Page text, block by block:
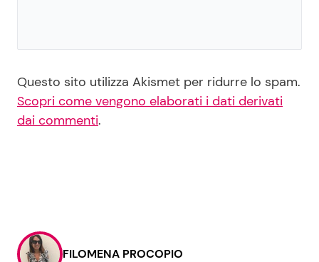
Questo sito utilizza Akismet per ridurre lo spam.
Scopri come vengono elaborati i dati derivati
dai commenti.
FILOMENA PROCOPIO